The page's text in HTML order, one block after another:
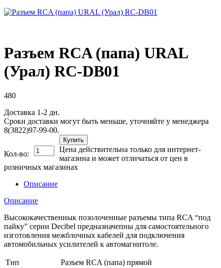
Разъем RCA (папа) URAL
(Урал) RC-DB01
480
Доставка 1-2 дн.
Сроки доставки могут быть меньше, уточняйте у менеджера
8(3822)97-99-00.
Кол-во:
Купить
Цена действительна только для интернет-
магазина и может отличаться от цен в
розничных магазинах
Описание
Описание
Высококачественнык позолоченные разъемы типа RCA “под
пайку” серии Decibel предназначепны для самостоятельного
изготовления межблочных кабелей для подключения
автомобильных усилителей к автомагнитоле.
Тип
Разъем RCA (папа) прямой